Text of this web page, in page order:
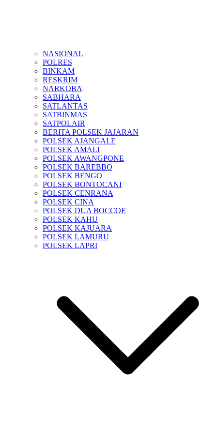
NASIONAL
POLRES
BINKAM
RESKRIM
NARKOBA
SABHARA
SATLANTAS
SATBINMAS
SATPOLAIR
BERITA POLSEK JAJARAN
POLSEK AJANGALE
POLSEK AMALI
POLSEK AWANGPONE
POLSEK BAREBBO
POLSEK BENGO
POLSEK BONTOCANI
POLSEK CENRANA
POLSEK CINA
POLSEK DUA BOCCOE
POLSEK KAHU
POLSEK KAJUARA
POLSEK LAMURU
POLSEK LAPRI